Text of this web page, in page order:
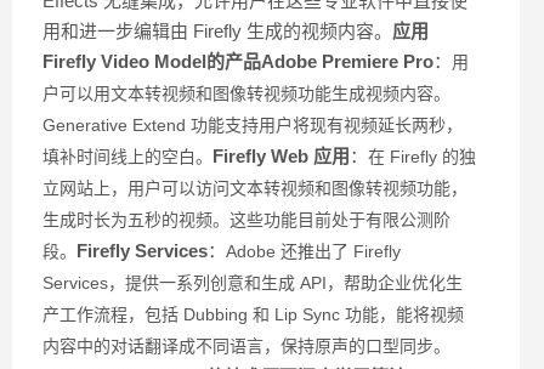
用和进一步编辑由 Firefly 生成的视频内容。 应用
Firefly Video Model的产品Adobe Premiere Pro： 用
户可以用文本转视频和图像转视频功能生成视频内容。
Generative Extend 功能支持用户将现有视频延长两秒，
填补时间线上的空白。 Firefly Web 应用 ： 在 Firefly 的独
立网站上，用户可以访问文本转视频和图像转视频功能，
生成时长为五秒的视频。这些功能目前处于有限公测阶
段。 Firefly Services： Adobe 还推出了 Firefly
Services，提供一系列创意和生成 API，帮助企业优化生
产工作流程，包括 Dubbing 和 Lip Sync 功能，能将视频
内容中的对话翻译成不同语言，保持原声的口型同步。